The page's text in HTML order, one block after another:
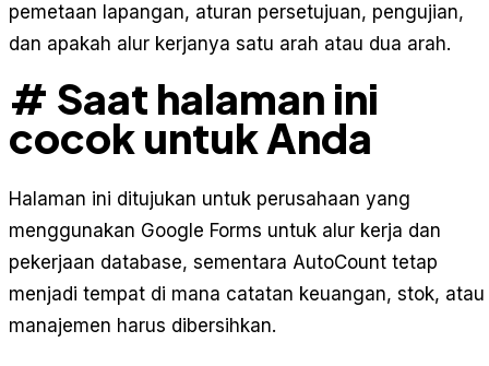
pemetaan lapangan, aturan persetujuan, pengujian,
dan apakah alur kerjanya satu arah atau dua arah.
# Saat halaman ini
cocok untuk Anda
Halaman ini ditujukan untuk perusahaan yang
menggunakan Google Forms untuk alur kerja dan
pekerjaan database, sementara AutoCount tetap
menjadi tempat di mana catatan keuangan, stok, atau
manajemen harus dibersihkan.